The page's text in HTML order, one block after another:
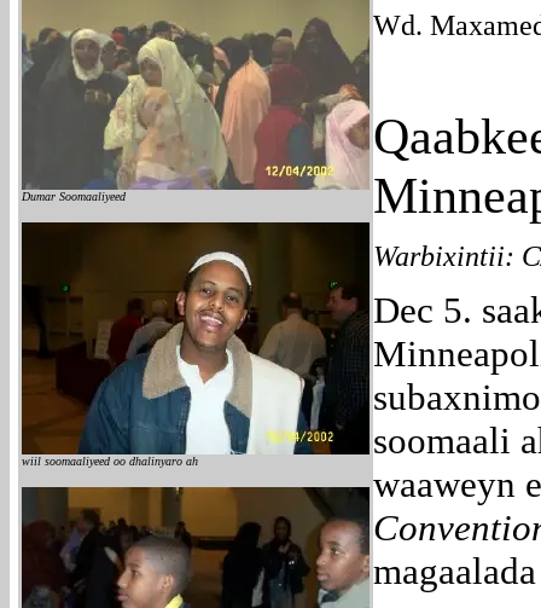
Dumar Soomaaliyeed
wiil soomaaliyeed oo dhalinyaro ah
Wd.
Warbixintii:
Dec 5.
soomaali
waaweyn